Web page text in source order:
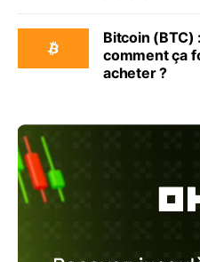
Bitcoin (BTC)
comment ça
acheter ?